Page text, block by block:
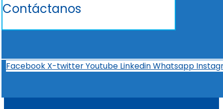
Contáctanos
Facebook X-twitterYoutube LinkedinWhatsapp